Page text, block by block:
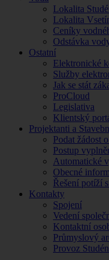
Lokalita
Lokalita
Ceníky
Odstávka
Ostatní
Elektronické
Služby
Jak se stát
ProCloud
Legislativa
Klientský
Projektanti a
Podat žádost
Postup
Automatické
Obecné
Řešení potíží
Kontakty
Spojení
Vedení
Kontaktní
Průmyslový
Provoz